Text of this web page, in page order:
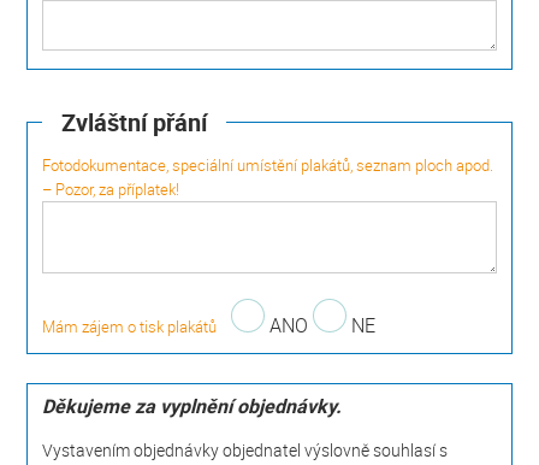
Zvláštní přání
Fotodokumentace, speciální umístění plakátů, seznam ploch apod.
– Pozor, za příplatek!
Mám zájem o tisk plakátů ANO NE
Děkujeme za vyplnění objednávky.
Vystavením objednávky objednatel výslovně souhlasí s